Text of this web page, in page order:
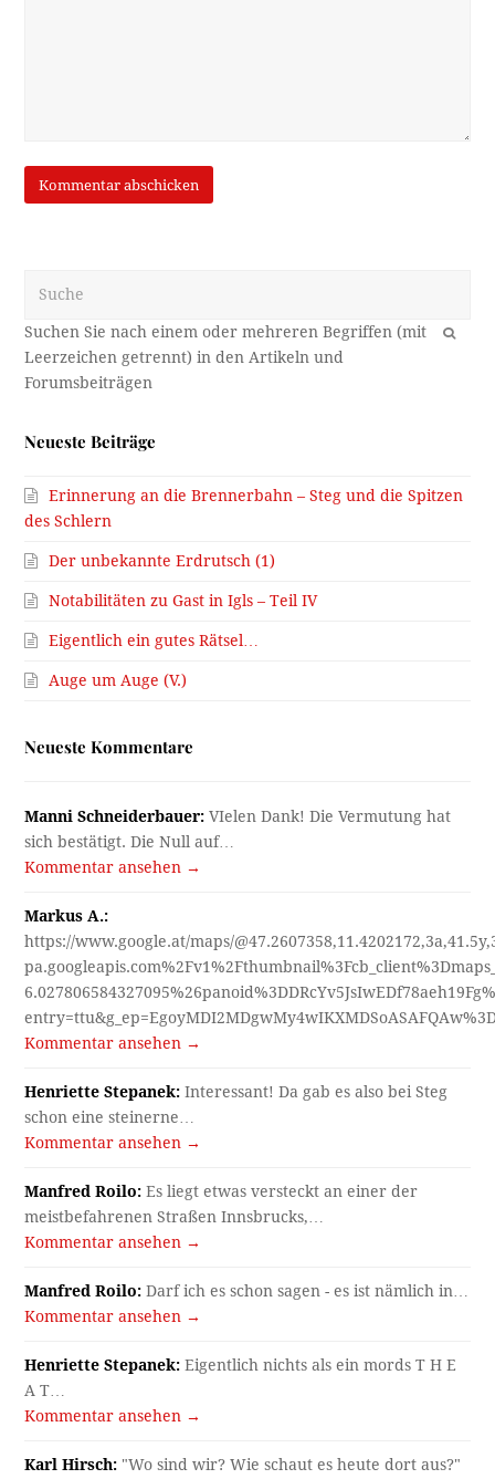
OK
Neueste Beiträge
Erinnerung an die Brennerbahn – Steg und die Spitzen
des Schlern
Der unbekannte Erdrutsch (1)
Notabilitäten zu Gast in Igls – Teil IV
Eigentlich ein gutes Rätsel…
Auge um Auge (V.)
Neueste Kommentare
Manni Schneiderbauer: VIelen Dank! Die Vermutung hat
sich bestätigt. Die Null auf…
Kommentar ansehen →
Markus A.:
https://www.google.at/maps/
Kommentar ansehen →
Henriette Stepanek: Interessant! Da gab es also bei Steg
schon eine steinerne…
Kommentar ansehen →
Manfred Roilo: Es liegt etwas versteckt an einer der
meistbefahrenen Straßen Innsbrucks,…
Kommentar ansehen →
Manfred Roilo: Darf ich es schon sagen - es ist nämlich in…
Kommentar ansehen →
Henriette Stepanek: Eigentlich nichts als ein mords T H E
A T…
Kommentar ansehen →
Karl Hirsch: "Wo sind wir? Wie schaut es heute dort aus?"